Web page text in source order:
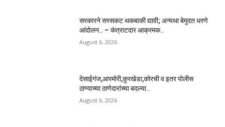
सरकारने सरसकट थकबाकी द्यावी; अन्यथा बेमुदत धरणे
आंदोलन.. – कंत्राटदार आक्रमक..
August 6, 2026
देसाईगंज,आरमोरी,कुरखेडा,कोरची व इतर पोलीस
ठाण्याच्या ठाणेदारांच्या बदल्या..
August 6, 2026